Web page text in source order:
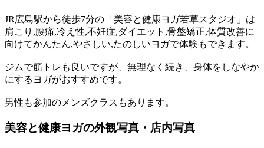
JR広島駅から徒歩7分の「美容と健康ヨガ若草スタジオ」は
肩こり,腰痛,冷え性,不妊症,ダイエット,骨盤矯正,体質改善に
向けてかんたん,やさしい,たのしいヨガで体験もできます。
ジムで筋トレも良いですが、無理なく続き、身体をしなやか
にするヨガがおすすめです。
男性も参加のメンズクラスもあります。
美容と健康ヨガの外観写真・店内写真